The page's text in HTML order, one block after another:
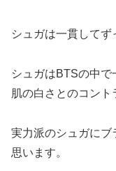
シュガは一貫してず
シュガはBTSの中で
肌の白さとのコント
実力派のシュガにブ
思います。